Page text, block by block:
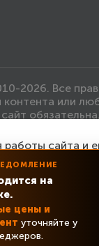
2026. Все
контента или
обязательна.
на
цены и
уточняйте у
сайта и
мы
нашим